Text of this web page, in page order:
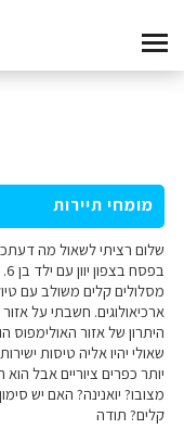
מומחי תיירות
שלום רציתי לשאול מה
מסלולים קלים משולב עם
ארכיאולוגים. חשבתי על
היתרון של אזור האולימפוס
שאולי יהיו אליה טיסות
יותר כפרים ציוריים אבל
מצובו? יואנינה? האם יש
קלים? תודה